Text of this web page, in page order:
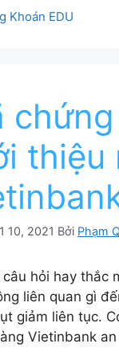
thiệu
10, 2021 Bởi Phạm
hỏi hay thắc
liên quan gì
giảm liên tục.
Vietinbank